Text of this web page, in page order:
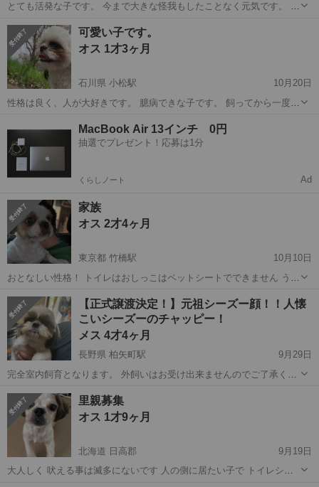
とても活発な子です。 今まで大きな怪我もしたことなく元気です。 た
眼をしてます。 点眼を継続したら治るとのことで、 一つ目の点眼薬が
終わってしまったのでお迎えし...
埼玉 ふじみ野市 ふじみ野駅
可愛い子です。
オス 1才3ヶ月
石川県 小松駅
10月20日
性格は良く、人が大好きです。 臆病できな子です。 飼ってから一度も
シーズー
MacBook Air 13インチ 0円
抽選でプレゼント！応募は1分
くらしノート Ad
家族
オス 2才4ヶ月
東京都 竹橋駅
10月10日
おとなしい性格！ トイレはおしっこはペットシートでできません うん
キンタマの件は病院には診察済みです！ 皮膚病は病院にて診察済み！
おむつをしている部分...
東京 千代田区 竹橋駅 シーズー 性格
【正式譲渡決定！】元祖シーズー顔！！人懐
こいシーズーのチャッピー！
メス 4才4ヶ月
長野県 柏矢町駅
9月29日
完全室内飼育となります。 外飼いはお受け出来ませんのでご了承くだ
います。 お見合いは長野県安曇野市になります。 性格は容器で明るい
子です。 人懐こく抱っ...
長野 安曇野市 柏矢町駅
里親募集
オス 1才9ヶ月
北海道 日高郡
9月19日
大人しく 吠える事は滅多にないです 人の側に居たい子で トイレシー